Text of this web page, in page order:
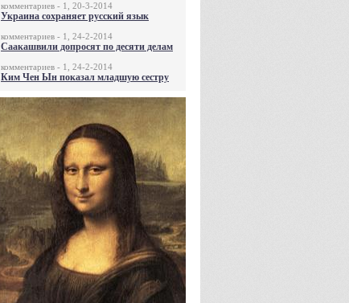
комментариев - 1, 20-3-2014
Украина сохраняет русский язык
комментариев - 1, 24-2-2014
Саакашвили допросят по десяти делам
комментариев - 1, 24-2-2014
Ким Чен Ын показал младшую сестру